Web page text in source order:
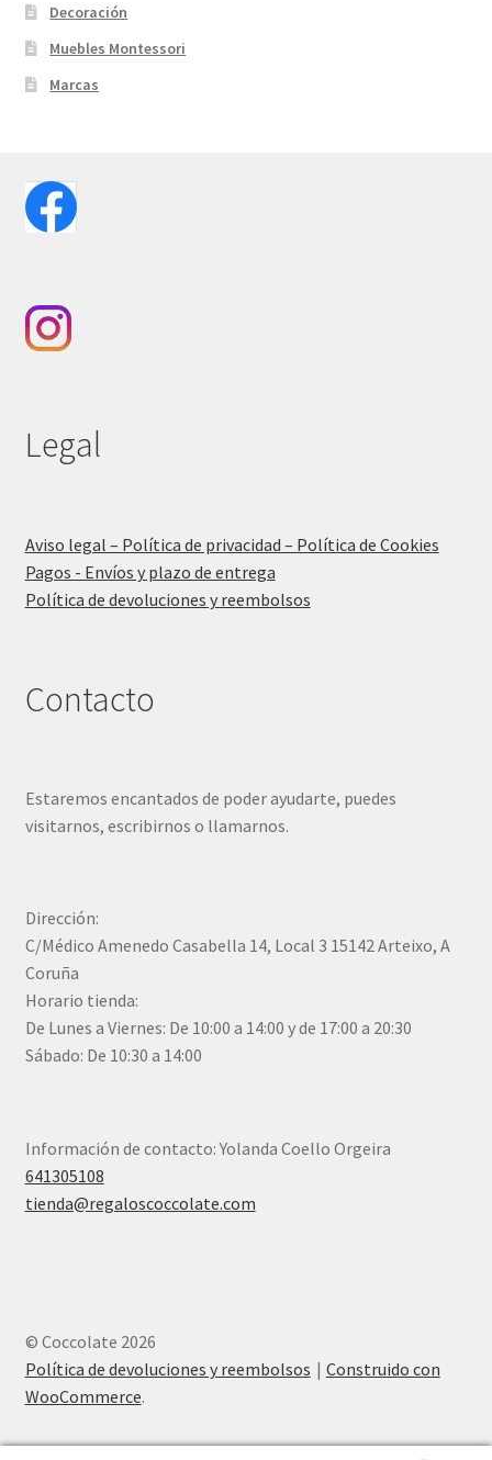
Decoración
Muebles Montessori
Marcas
Legal
Aviso legal – Política de privacidad – Política de Cookies
Pagos - Envíos y plazo de entrega
Política de devoluciones y reembolsos
Contacto
Estaremos encantados de poder ayudarte, puedes
visitarnos, escribirnos o llamarnos.
Dirección:
C/Médico Amenedo Casabella 14, Local 3 15142 Arteixo, A
Coruña
Horario tienda:
De Lunes a Viernes: De 10:00 a 14:00 y de 17:00 a 20:30
Sábado: De 10:30 a 14:00
Información de contacto: Yolanda Coello Orgeira
641305108
tienda@regaloscoccolate.com
© Coccolate 2026
Política de devoluciones y reembolsos
Construido con
WooCommerce.